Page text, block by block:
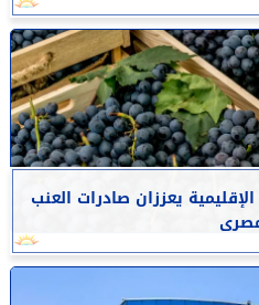
يعززان صادرات العنب